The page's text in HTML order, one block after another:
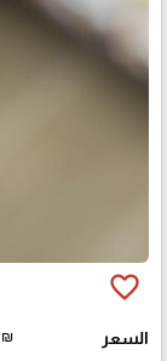
favorite_border
السعر ₪